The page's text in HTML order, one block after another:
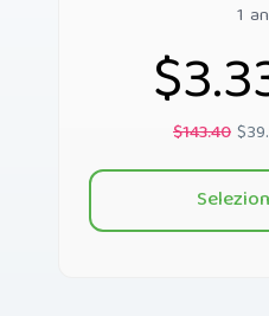
1
$143.40